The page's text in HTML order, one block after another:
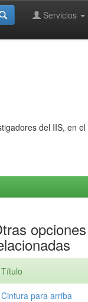
Servicios
del IIS, en
opciones
Título
Cintura para arriba